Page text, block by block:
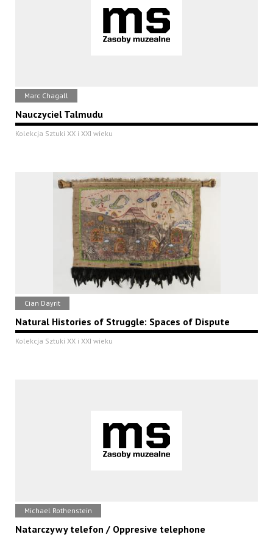
Marc Chagall
Nauczyciel Talmudu
Kolekcja Sztuki XX i XXI wieku
Cian Dayrit
Natural Histories of Struggle: Spaces of Dispute
Kolekcja Sztuki XX i XXI wieku
Michael Rothenstein
Natarczywy telefon / Oppresive telephone